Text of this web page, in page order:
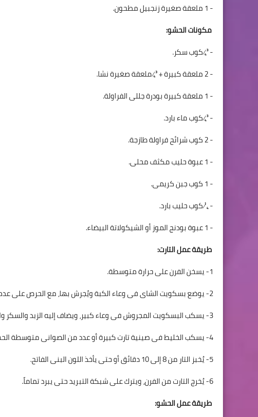
- 1 ملعقة صغيرة زنجبيل مطحون.
مكونات الحشو:
- ¾ كوب سكر.
- 2 ملعقة كبيرة + ¾ ملعقة صغيرة نشا.
- 1 ملعقة كبيرة بودرة جللى الفراولة.
- ¾ كوب ماء بارد.
- 2 كوب شرائح فراولة طازجة.
- 1 عبوة حليب مكثف محلى.
- 1 كوب جبن كريمى.
- ¼ كوب حليب بارد.
- 1 عبوة بودنج الموز أو الشيكولاتة البيضاء.
طريقة عمل التارت:
1- يسخن الفرن على حرارة متوسطة.
2- يوضع بسكويت الشاى فى وعاء الكبة ويُجرش بها، مع الحرص على عدم المبالغة فى طحنه.
3- يسكب البسكويت المجروش فى وعاء كبير، ويضاف إليه الزبد والسكر والزنجبيل، وتخلط المكونات جيداً ببعضها.
4- يسكب الخليط فى صينية تارت كبيرة أو عدد من الصوانى متوسطة الحجم، ويضغط عليه باليد حتى يغطى قاع وجوانب الصينية.
5- يُخبز التار من 8 إلى 10 دقائق أو حتى يأخذ اللون البنى الفاتح.
6- يُخرج التارت من الفرن، ويترك على شبكة التبريد حتى يبرد تماماً.
طريقة عمل الحشو: